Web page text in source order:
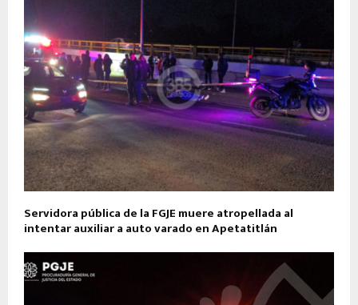
Servidora pública de la FGJE muere atropellada al
intentar auxiliar a auto varado en Apetatitlán